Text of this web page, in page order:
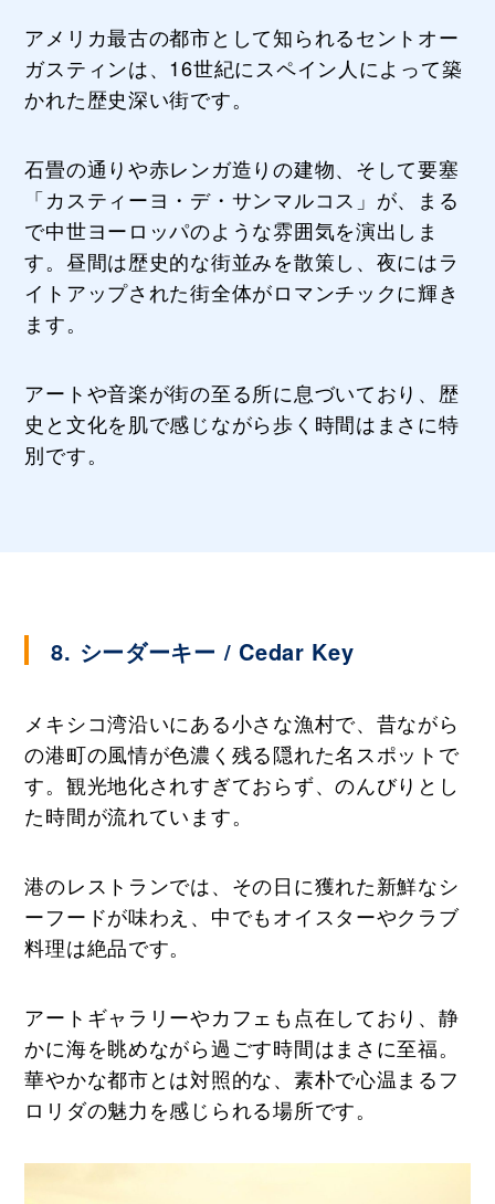
アメリカ最古の都市として知られるセントオー
ガスティンは、16世紀にスペイン人によって築
かれた歴史深い街です。
石畳の通りや赤レンガ造りの建物、そして要塞
「カスティーヨ・デ・サンマルコス」が、まる
で中世ヨーロッパのような雰囲気を演出しま
す。昼間は歴史的な街並みを散策し、夜にはラ
イトアップされた街全体がロマンチックに輝き
ます。
アートや音楽が街の至る所に息づいており、歴
史と文化を肌で感じながら歩く時間はまさに特
別です。
8. シーダーキー / Cedar Key
メキシコ湾沿いにある小さな漁村で、昔ながら
の港町の風情が色濃く残る隠れた名スポットで
す。観光地化されすぎておらず、のんびりとし
た時間が流れています。
港のレストランでは、その日に獲れた新鮮なシ
ーフードが味わえ、中でもオイスターやクラブ
料理は絶品です。
アートギャラリーやカフェも点在しており、静
かに海を眺めながら過ごす時間はまさに至福。
華やかな都市とは対照的な、素朴で心温まるフ
ロリダの魅力を感じられる場所です。